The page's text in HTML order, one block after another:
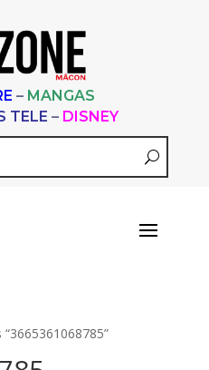
– MANGAS
TELE – DISNEY